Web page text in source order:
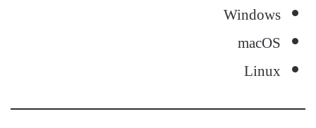
Windows
macOS
Linux